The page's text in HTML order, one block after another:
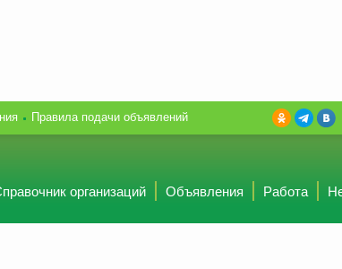
Правила подачи объявлений
организаций Объявления Работа